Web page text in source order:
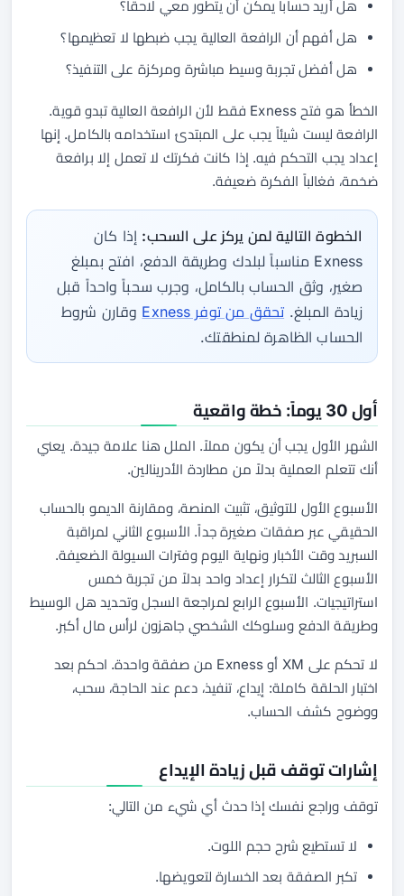
هل أريد حساباً يمكن أن يتطور معي لاحقاً؟
هل أفهم أن الرافعة العالية يجب ضبطها لا تعظيمها؟
هل أفضل تجربة وسيط مباشرة ومركزة على التنفيذ؟
الخطأ هو فتح Exness فقط لأن الرافعة العالية تبدو قوية.
الرافعة ليست شيئاً يجب على المبتدئ استخدامه بالكامل. إنها
إعداد يجب التحكم فيه. إذا كانت فكرتك لا تعمل إلا برافعة
ضخمة، فغالباً الفكرة ضعيفة.
الخطوة التالية لمن يركز على السحب: إذا كان
Exness مناسباً لبلدك وطريقة الدفع، افتح بمبلغ
صغير، وثق الحساب بالكامل، وجرب سحباً واحداً قبل
زيادة المبلغ. تحقق من توفر Exness
وقارن شروط
الحساب الظاهرة لمنطقتك.
أول 30 يوماً: خطة واقعية
الشهر الأول يجب أن يكون مملاً. الملل هنا علامة جيدة. يعني
أنك تتعلم العملية بدلاً من مطاردة الأدرينالين.
الأسبوع الأول للتوثيق، تثبيت المنصة، ومقارنة الديمو بالحساب
الحقيقي عبر صفقات صغيرة جداً. الأسبوع الثاني لمراقبة
السبريد وقت الأخبار ونهاية اليوم وفترات السيولة الضعيفة.
الأسبوع الثالث لتكرار إعداد واحد بدلاً من تجربة خمس
استراتيجيات. الأسبوع الرابع لمراجعة السجل وتحديد هل الوسيط
وطريقة الدفع وسلوكك الشخصي جاهزون لرأس مال أكبر.
لا تحكم على XM أو Exness من صفقة واحدة. احكم بعد
اختبار الحلقة كاملة: إيداع، تنفيذ، دعم عند الحاجة، سحب،
ووضوح كشف الحساب.
إشارات توقف قبل زيادة الإيداع
توقف وراجع نفسك إذا حدث أي شيء من التالي:
لا تستطيع شرح حجم اللوت.
تكبر الصفقة بعد الخسارة لتعويضها.